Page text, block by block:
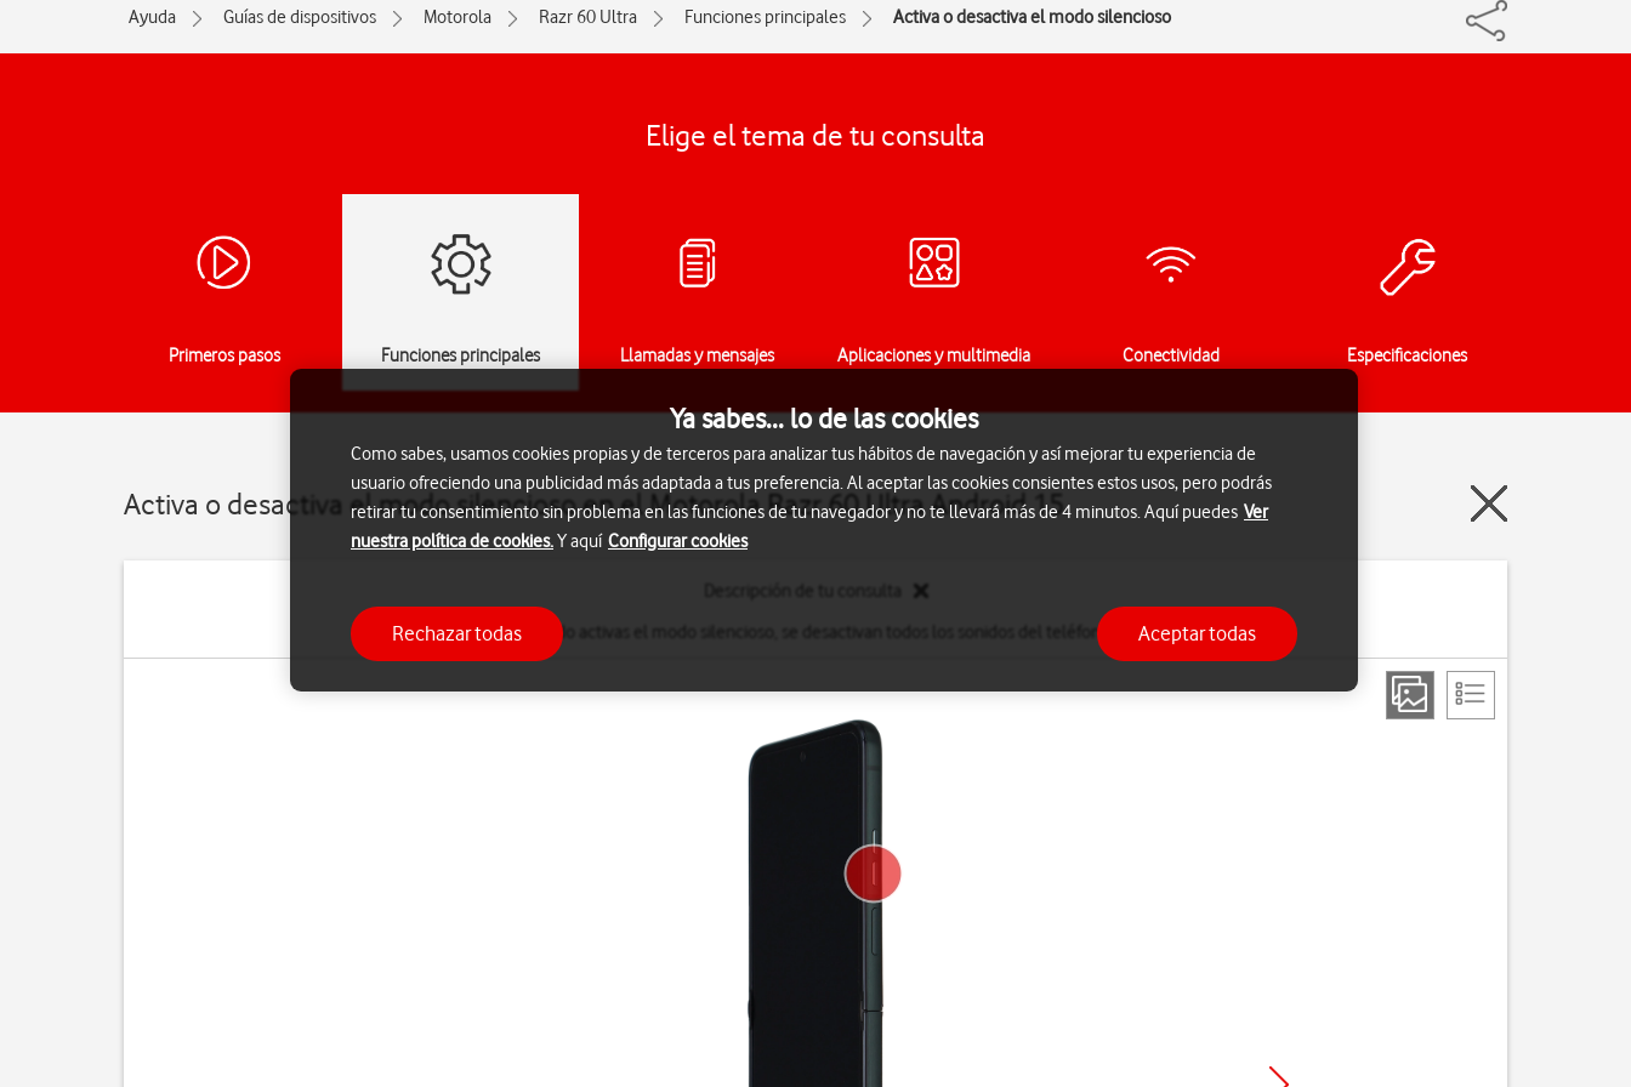
Ayuda Guías de dispositivos Motorola Razr 60 Ultra Funciones principales Activa o desactiva el modo silencioso
Elige el tema de tu consulta
Primeros pasos Funciones principales Llamadas y mensajes Aplicaciones y multimedia Conectividad Especificaciones
Activa o desactiva el modo silencioso en el Motorola Razr 60 Ultra Android 15
Cuando activas el modo silencioso, se desactivan todos los sonidos del teléfono.
Ya sabes... lo de las cookies
Como sabes, usamos cookies propias y de terceros para analizar tus hábitos de navegación y así mejorar tu experiencia de
usuario ofreciendo una publicidad más adaptada a tus preferencia. Al aceptar las cookies consientes estos usos, pero podrás
retirar tu consentimiento sin problema en las funciones de tu navegador y no te llevará más de 4 minutos. Aquí puedes Ver
nuestra política de cookies.Y aquí Configurar cookies
Rechazar todas Aceptar todas